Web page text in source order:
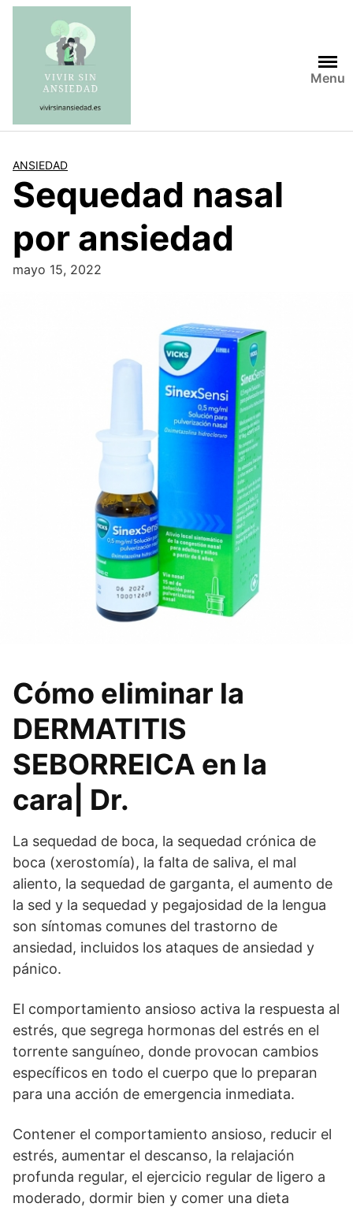
Saltar
contenido
Menu
ANSIEDAD
Sequedad nasal
por ansiedad
mayo 15, 2022
Cómo eliminar la
DERMATITIS
SEBORREICA en la
cara| Dr.
La sequedad de boca, la sequedad crónica de
boca (xerostomía), la falta de saliva, el mal
aliento, la sequedad de garganta, el aumento de
la sed y la sequedad y pegajosidad de la lengua
son síntomas comunes del trastorno de
ansiedad, incluidos los ataques de ansiedad y
pánico.
El comportamiento ansioso activa la respuesta al
estrés, que segrega hormonas del estrés en el
torrente sanguíneo, donde provocan cambios
específicos en todo el cuerpo que lo preparan
para una acción de emergencia inmediata.
Contener el comportamiento ansioso, reducir el
estrés, aumentar el descanso, la relajación
profunda regular, el ejercicio regular de ligero a
moderado, dormir bien y comer una dieta